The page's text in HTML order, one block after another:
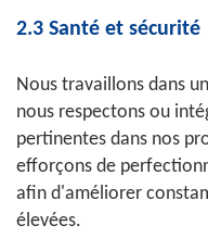
2.3 Santé et sécurité
Nous travaillons dans
nous respectons ou
pertinentes dans nos
efforçons de
afin d'améliorer
élevées.